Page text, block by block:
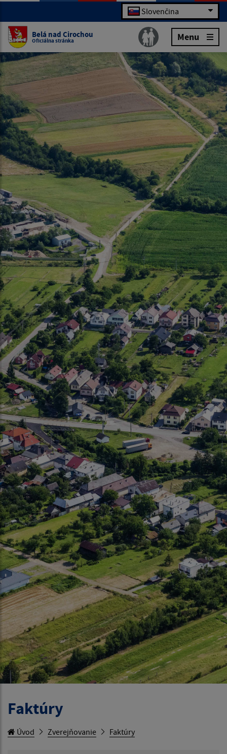
Slovenčina
Belá nad Cirochou
Oficiálna stránka Menu
Faktúry
Úvod Zverejňovanie Faktúry